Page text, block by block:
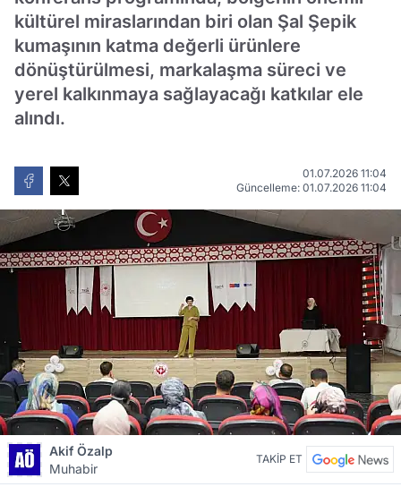
kültürel miraslarından biri olan Şal Şepik
kumaşının katma değerli ürünlere
dönüştürülmesi, markalaşma süreci ve
yerel kalkınmaya sağlayacağı katkılar ele
alındı.
01.07.2026 11:04
Güncelleme: 01.07.2026 11:04
Akif Özalp
Muhabir
TAKİP ET